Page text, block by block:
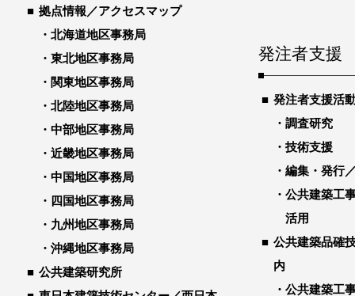
拠点情報／アクセスマップ
北海道地区事務局
東北地区事務局
関東地区事務局
北陸地区事務局
中部地区事務局
近畿地区事務局
中国地区事務局
四国地区事務局
九州地区事務局
沖縄地区事務局
公共建築研究所
発注者支援
発注者支援活
調査研究
技術支援
編集・発行
公共建築工
活用
公共建築品確
内
公共建築工